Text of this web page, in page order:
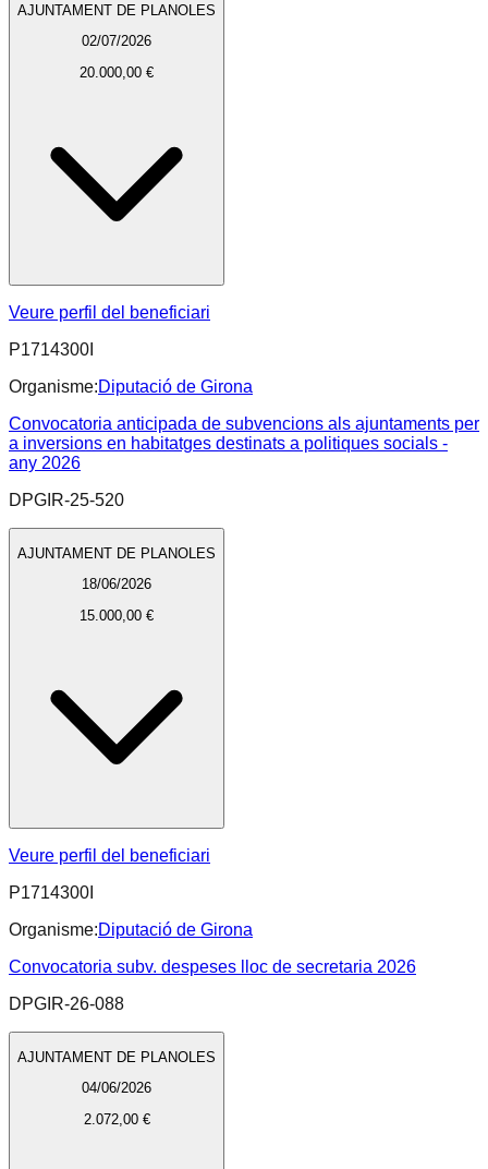
AJUNTAMENT DE PLANOLES
02/07/2026
20.000,00 €
Veure perfil del beneficiari
P1714300I
Organisme:Diputació de Girona
Convocatoria anticipada de subvencions als ajuntaments per
a inversions en habitatges destinats a politiques socials -
any 2026
DPGIR-25-520
AJUNTAMENT DE PLANOLES
18/06/2026
15.000,00 €
Veure perfil del beneficiari
P1714300I
Organisme:Diputació de Girona
Convocatoria subv. despeses lloc de secretaria 2026
DPGIR-26-088
AJUNTAMENT DE PLANOLES
04/06/2026
2.072,00 €